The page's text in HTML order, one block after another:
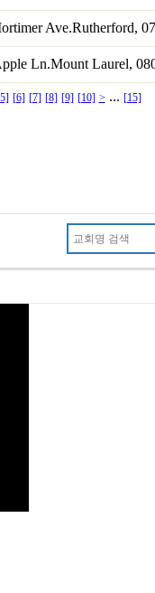
Ave.Rutherford,
Ln.Mount Laurel,
[6] [7] [8] [9] [10] > ... [15]